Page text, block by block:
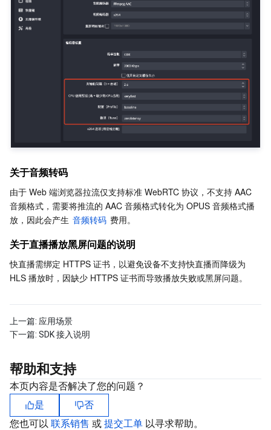
关于音频转码
由于 Web 端浏览器拉流仅支持标准 WebRTC 协议，不支持 AAC
音频格式，需要将推流的 AAC 音频格式转化为 OPUS 音频格式播
放，因此会产生 音频转码 费用。
关于直播播放黑屏问题的说明
快直播需绑定 HTTPS 证书，以避免设备不支持快直播而降级为
HLS 播放时，因缺少 HTTPS 证书而导致播放失败或黑屏问题。
上一篇: 应用场景
下一篇: SDK 接入说明
帮助和支持
本页内容是否解决了您的问题？
是
否
您也可以 联系销售 或 提交工单 以寻求帮助。